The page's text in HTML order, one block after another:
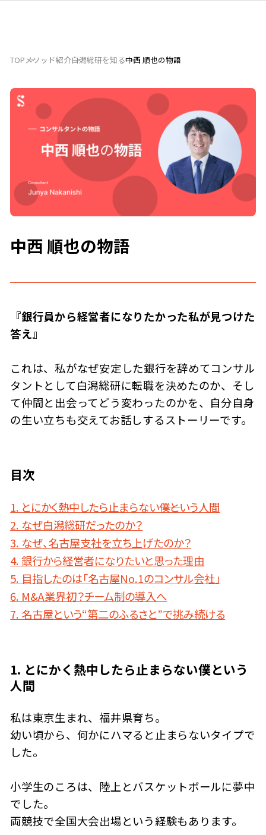
TOPメソッド紹介白潟総研を知る中西 順也の物語
中西 順也の物語
『銀行員から経営者になりたかった私が見つけた
答え』
これは、私がなぜ安定した銀行を辞めてコンサル
タントとして白潟総研に転職を決めたのか、そし
て仲間と出会ってどう変わったのかを、自分自身
の生い立ちも交えてお話しするストーリーです。
目次
1. とにかく熱中したら止まらない――僕という人間
2. なぜ白潟総研だったのか？
3. なぜ、名古屋支社を立ち上げたのか？
4. 銀行から経営者になりたいと思った理由
5. 目指したのは「名古屋No.1のコンサル会社」
6. M&A業界初？チーム制の導入へ
7. 名古屋という“第二のふるさと”で挑み続ける
1. とにかく熱中したら止まらない――僕という
人間
私は東京生まれ、福井県育ち。
幼い頃から、何かにハマると止まらないタイプで
した。
小学生のころは、陸上とバスケットボールに夢中
でした。
両競技で全国大会出場という経験もあります。